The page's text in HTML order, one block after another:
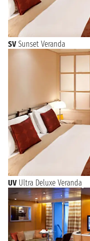
SV Sunset Veranda
UV Ultra Deluxe Veranda